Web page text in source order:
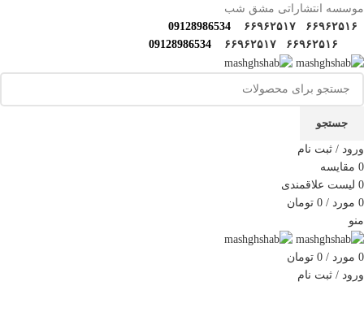
موسسه انتشاراتی مشق شب
۶۶۹۶۲۵۱۶
۶۶۹۶۲۵۱۷
09128986534
۶۶۹۶۲۵۱۶
۶۶۹۶۲۵۱۷ 09128986534
جستجو
ورود / ثبت نام
0 مقایسه
0 لیست علاقمندی
0 مورد /
0 تومان
منو
0 مورد /
0 تومان
ورود / ثبت نام